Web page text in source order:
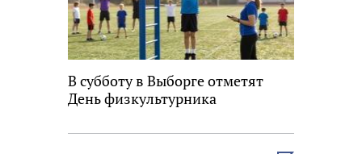
В субботу в Выборге отметят
День физкультурника